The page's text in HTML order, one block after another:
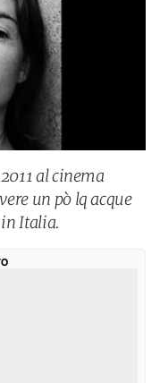
al cinema
un pò lq acque
Italia.